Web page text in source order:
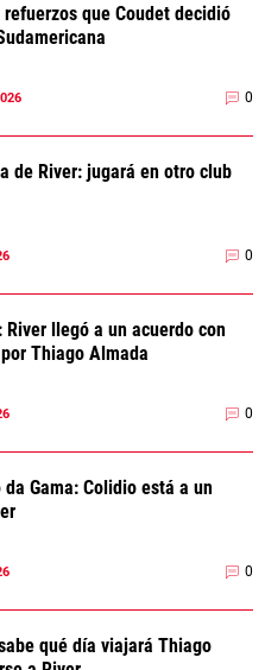
que Coudet decidió
0
de River: jugará en otro club
0
River llegó a un acuerdo con
Thiago Almada
0
Gama: Colidio está a un
0
qué día viajará Thiago